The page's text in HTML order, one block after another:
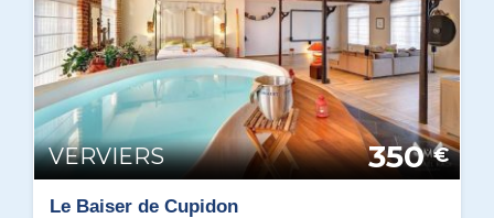
VERVIERS 350 €
Le Baiser de Cupidon